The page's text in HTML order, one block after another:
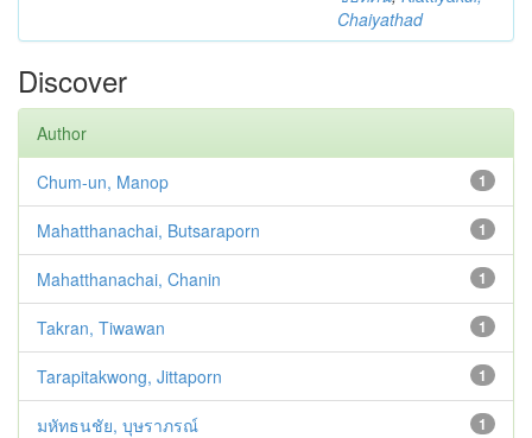
Chaiyathad
Discover
Author
1
Chum-un, Manop
1
Mahatthanachai, Butsaraporn
1
Mahatthanachai, Chanin
1
Takran, Tiwawan
1
Tarapitakwong, Jittaporn
1
มหัทธนชัย, บุษราภรณ์